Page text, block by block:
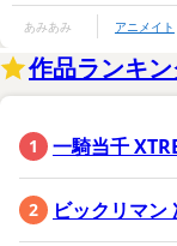
あみあみ アニメイト
作品ランキ
一騎当千
ビックリマン